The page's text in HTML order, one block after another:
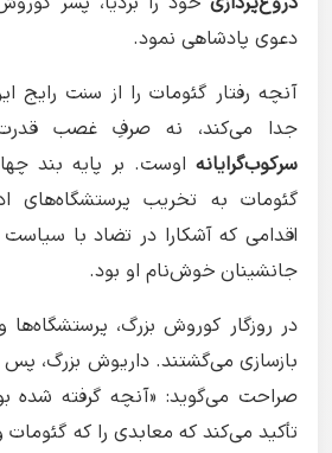
دعوی پادشاهی نمود.
آنچه رفتار گئومات را از سنت رایج
جدا می‌کند، نه صرفِ غصب
سرکوب‌گرایانه اوست. بر پایه بند
گئومات به تخریب پرستشگاه‌های
اقدامی که آشکارا در تضاد با
جانشینان خوش‌نام او بود.
در روزگار کوروش بزرگ، پرستشگاه‌ها
بازسازی می‌گشتند. داریوش بزرگ، پس
صراحت می‌گوید: «آنچه گرفته شده
تأکید می‌کند که معابدی را که گئومات